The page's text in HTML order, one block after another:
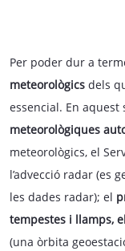
Per poder dur a
meteorològics dels
essencial. En
meteorològiques
meteorològics, el
l’advecció radar (es
les dades radar); el
tempestes i llamps,
(una òrbita